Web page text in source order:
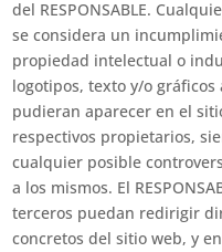
del RESPONSABLE.
se considera un
propiedad intelectual o
logotipos, texto y/o gráficos
pudieran aparecer en el
respectivos propietarios,
cualquier posible
a los mismos. El
terceros puedan redirigir
concretos del sitio web, y